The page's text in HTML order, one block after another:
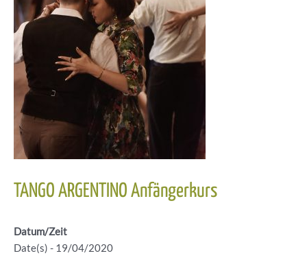
TANGO ARGENTINO Anfängerkurs
Datum/Zeit
Date(s) - 19/04/2020